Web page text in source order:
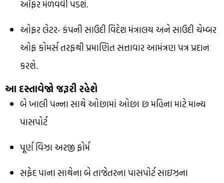
ઑફર મેળવવી પડશે.
ઓફર લેટર- કંપની સાઉદી વિદેશ મંત્રાલય અને સાઉદી ચેમ્બર
ઓફ કોમર્સ તરફથી પ્રમાણિત સત્તાવાર આમંત્રણ પત્ર પ્રદાન
કરશે.
આ દસ્તાવેજો જરૂરી રહેશે
બે ખાલી પન્ના સાથે ઓછામાં ઓછા છ મહિના માટે માન્ય
પાસપોર્ટ
પૂર્ણ વિઝા અરજી ફોર્મ
સફેદ પાના સાથેના બે તાજેતરના પાસપોર્ટ સાઇઝના